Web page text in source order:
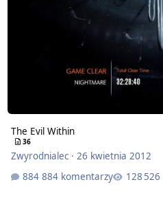
The Evil Within
36
Zwyrodnialec ·26 kwietnia 2012
884 komentarzy